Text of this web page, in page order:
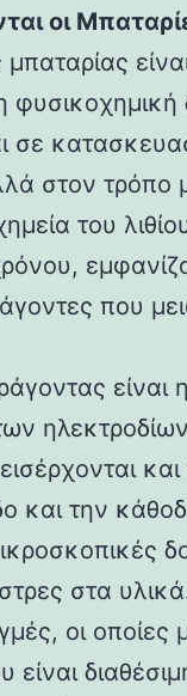
οι
σε
στον τρόπο
του
που
είναι
και την
στα
οι οποίες
είναι